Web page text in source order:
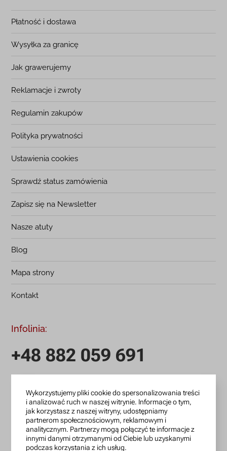
Płatność i dostawa
Wysyłka za granicę
Jak grawerujemy
Reklamacje i zwroty
Regulamin zakupów
Polityka prywatności
Ustawienia cookies
Sprawdź status zamówienia
Zapisz się na Newsletter
Nasze atuty
Blog
Mapa strony
Kontakt
Infolinia:
+48 882 059 691
zamowienia@lanotti.com
Pisząc w sprawie swojego zamówienia podaj w tytule
wiadomości numer, który otrzymałeś w potwierdzeniu.
Wykorzystujemy pliki cookie do spersonalizowania treści
i analizować ruch w naszej witrynie. Informacje o tym,
jak korzystasz z naszej witryny, udostępniamy
partnerom społecznościowym, reklamowym i
analitycznym. Partnerzy mogą połączyć te informacje z
innymi danymi otrzymanymi od Ciebie lub uzyskanymi
podczas korzystania z ich usług.